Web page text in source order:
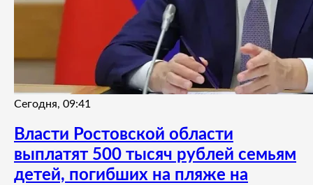
Сегодня, 09:41
Власти Ростовской области
выплатят 500 тысяч рублей семьям
детей, погибших на пляже на